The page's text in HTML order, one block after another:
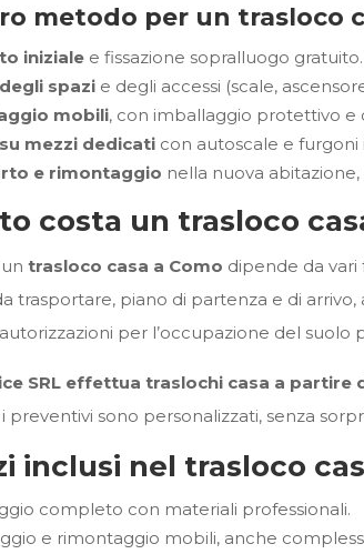
metodo per un trasloco
iniziale e fissazione sopralluogo gratuito.
spazi e degli accessi (scale,
mobili, con imballaggio protettivo e
mezzi dedicati con autoscale e
e rimontaggio nella nuova
costa un trasloco
untrasloco casa a Como dipende da vari
trasportare, piano di partenza e di arrivo,
per l’occupazione del suolo
SRL effettua traslochi casa a partire
preventivi sono personalizzati, senza
inclusi nel trasloco
completo con materiali professionali.
e rimontaggio mobili, anche